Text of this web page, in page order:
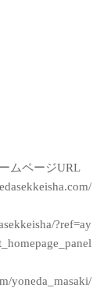
ムページURL
?ref=ay
yoneda_masaki/